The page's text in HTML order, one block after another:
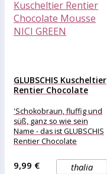
GLUBSCHIS Kuscheltier
Rentier Chocolate
'Schokobraun, fluffig und
süß, ganz so wie sein
Name - das ist GLUBSCHIS
Rentier Chocolate
blauen Glitzeraugen
thalia
9,99 €